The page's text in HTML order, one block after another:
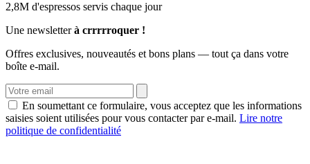
2,8M d'espressos servis chaque jour
Une newsletterà crrrrroquer !
Offres exclusives, nouveautés et bons plans — tout ça dans votre
boîte e-mail.
En soumettant ce formulaire, vous acceptez que les informations
saisies soient utilisées pour vous contacter par e-mail. Lire notre
politique de confidentialité